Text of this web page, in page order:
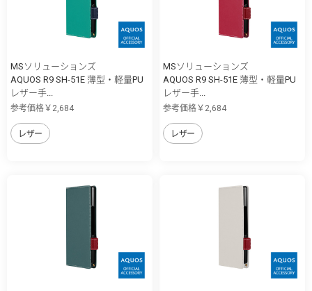
MSソリューションズ
AQUOS R9 SH-51E 薄型・軽量PU
レザー手...
参考価格￥2,684
レザー
MSソリューションズ
AQUOS R9 SH-51E 薄型・軽量PU
レザー手...
参考価格￥2,684
レザー